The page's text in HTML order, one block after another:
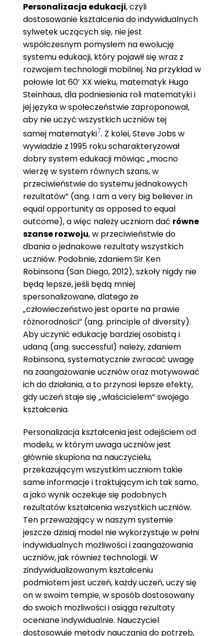
Personalizacja edukacji, czyli
dostosowanie kształcenia do indywidualnych
sylwetek uczących się, nie jest
współczesnym pomysłem na ewolucję
systemu edukacji, który pojawił się wraz z
rozwojem technologii mobilnej. Na przykład w
połowie lat 60’ XX wieku, matematyk Hugo
Steinhaus, dla podniesienia roli matematyki i
jej języka w społeczeństwie zaproponował,
aby nie uczyć wszystkich uczniów tej
samejmatematyki7. Z kolei, Steve Jobs w
wywiadzie z 1995 roku scharakteryzował
dobry system edukacji mówiąc „mocno
wierzę w system równych szans, w
przeciwieństwie do systemu jednakowych
rezultatów” (ang. I am a very big believer in
equal opportunity as opposed to equal
outcome), a więc należy uczniom dać równe
szanse rozwoju, w przeciwieństwie do
dbania o jednakowe rezultaty wszystkich
uczniów. Podobnie, zdaniem Sir Ken
Robinsona (San Diego, 2012), szkoły nigdy nie
będą lepsze, jeśli będą mniej
spersonalizowane, dlatego że
„człowieczeństwo jest oparte na prawie
różnorodności” (ang. principle of diversity).
Aby uczynić edukację bardziej osobistą i
udaną (ang. successful) należy, zdaniem
Robinsona, systematycznie zwracać uwagę
na zaangażowanie uczniów oraz motywować
ich do działania, a to przynosi lepsze efekty,
gdy uczeń staje się „właścicielem” swojego
kształcenia.
Personalizacja kształcenia jest odejściem od
modelu, w którym uwaga uczniów jest
głównie skupiona na nauczycielu,
przekazującym wszystkim uczniom takie
same informacje i traktującym ich tak samo,
a jako wynik oczekuje się podobnych
rezultatów kształcenia wszystkich uczniów.
Ten przeważający w naszym systemie
jeszcze dzisiaj model nie wykorzystuje w pełni
indywidualnych możliwości i zaangażowania
uczniów, jak również technologii. W
zindywidualizowanym kształceniu
podmiotem jest uczeń, każdy uczeń, uczy się
on w swoim tempie, w sposób dostosowany
do swoich możliwości i osiąga rezultaty
oceniane indywidualnie. Nauczyciel
dostosowuje metody nauczania do potrzeb,